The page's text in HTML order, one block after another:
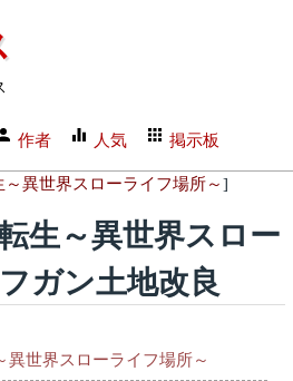
作者 人気 掲示板
異世界スローライフ場所～]
生～異世界スロー
ガン土地改良
世界スローライフ場所～